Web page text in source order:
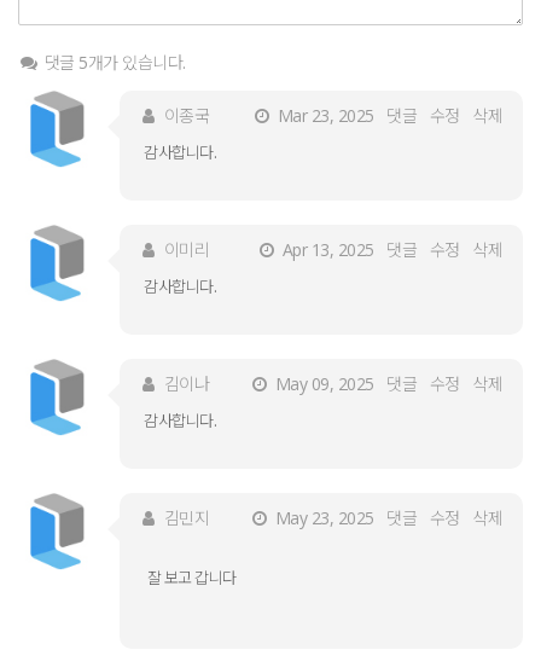
댓글 5개가 있습니다.
이종국 Mar 23, 2025 댓글 수정 삭제
감사합니다.
이미리 Apr 13, 2025 댓글 수정 삭제
감사합니다.
김이나 May 09, 2025 댓글 수정 삭제
감사합니다.
김민지 May 23, 2025 댓글 수정 삭제
잘 보고 갑니다